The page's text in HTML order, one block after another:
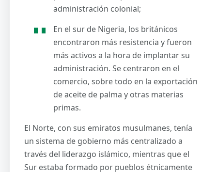
administración colonial;
En el sur de Nigeria, los británicos
encontraron más resistencia y fueron
más activos a la hora de implantar su
administración. Se centraron en el
comercio, sobre todo en la exportación
de aceite de palma y otras materias
primas.
El Norte, con sus emiratos musulmanes, tenía
un sistema de gobierno más centralizado a
través del liderazgo islámico, mientras que el
Sur estaba formado por pueblos étnicamente